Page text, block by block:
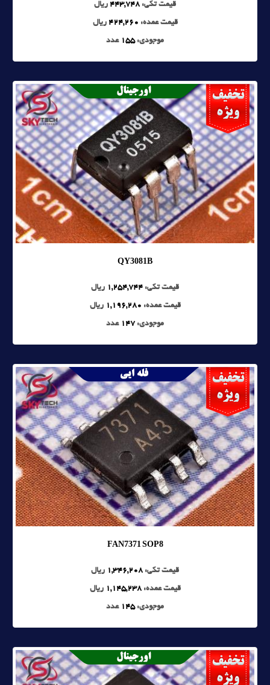
قیمت تکی: 443,748 ریال
قیمت عمده: 424,260 ریال
موجودی:155 عدد
QY3081B
قیمت تکی: 1,254,744 ریال
قیمت عمده: 1,196,280 ریال
موجودی: 147 عدد
FAN7371 SOP8
قیمت تکی: 1,346,208 ریال
قیمت عمده:1,145,238 ریال
موجودی:145 عدد